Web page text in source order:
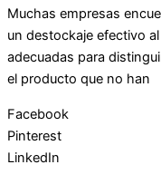
Muchas empresas
un destockaje efectivo
adecuadas para
el producto que no han
Facebook
Pinterest
LinkedIn